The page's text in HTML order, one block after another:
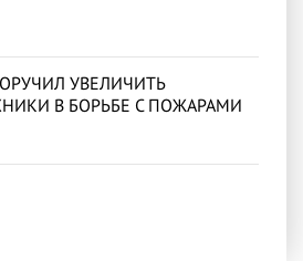
УВЕЛИЧИТЬ
В БОРЬБЕ С ПОЖАРАМИ